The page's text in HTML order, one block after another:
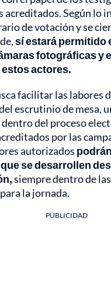
acreditados. Según lo
de votación y se
sí estará permitido
fotográficas y
actores.
facilitar las labores
escrutinio de mesa,
del proceso
por las
autorizados
se desarrollen
siempre dentro de
la jornada.
PUBLICIDAD